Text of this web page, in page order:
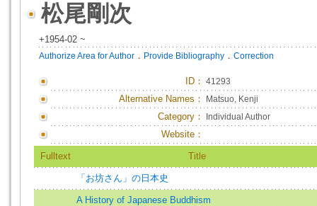
松尾剛次
+1954-02 ~
Authorize Area for Author ． Provide Bibliography ． Correction
ID ： 41293
Alternative Names： Matsuo, Kenji
Category： Individual Author
Website：
Fulltext Title
「お坊さん」の日本史
A History of Japanese Buddhism